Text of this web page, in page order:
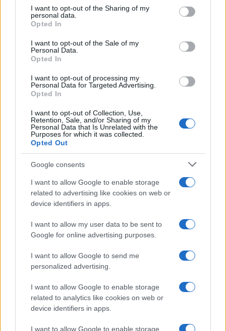
not limited to your visit or usage behaviour. You may click to
grant or deny consent to Google and its third-party tags to
use your data for below specified purposes in below Google
consent section.
I want to opt-out of the Sharing of my
personal data.
Opted In
I want to opt-out of the Sale of my
Personal Data.
Opted In
I want to opt-out of processing my
Personal Data for Targeted Advertising.
Opted In
I want to opt-out of Collection, Use,
Retention, Sale, and/or Sharing of my
Personal Data that Is Unrelated with the
Purposes for which it was collected.
Opted Out
Google consents
I want to allow Google to enable storage
related to advertising like cookies on web or
device identifiers in apps.
I want to allow my user data to be sent to
Google for online advertising purposes.
I want to allow Google to send me
personalized advertising.
I want to allow Google to enable storage
related to analytics like cookies on web or
device identifiers in apps.
I want to allow Google to enable storage
Test tunnel Olbia: rampe chiuse ancora fino a
NECROLOGIE
Mario Malu
Paolo Pinna